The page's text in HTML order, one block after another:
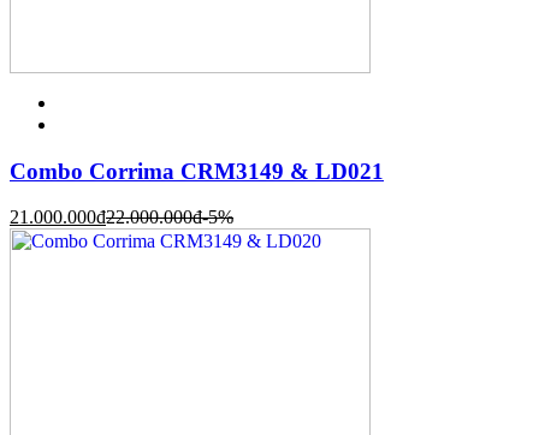
Combo Corrima CRM3149 & LD021
21.000.000đ22.000.000đ-5%